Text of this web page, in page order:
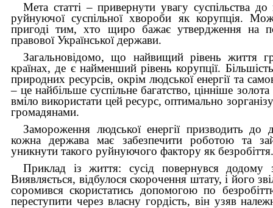
Мета статті – привернути увагу суспільства до
руйнуючої суспільної хвороби як корупція.
пригоді тим, хто щиро бажає утвердження на
правової Української держави.
Загальновідомо, що найвищий рівень життя
країнах, де є найменший рівень корупції.
природних ресурсів, окрім людської енергії та
– це найбільше суспільне багатство, цінніше
вміло використати цей ресурс, оптимально
громадянами.
Замороження людської енергії призводить до
кожна держава має забезпечити роботою та
уникнути такого руйнуючого фактору як безробіття.
Приклад із життя: сусід повернувся додому
Виявляється, відбулося скорочення штату, і його
соромився скористатись допомогою по
переступити через власну гордість, він узяв